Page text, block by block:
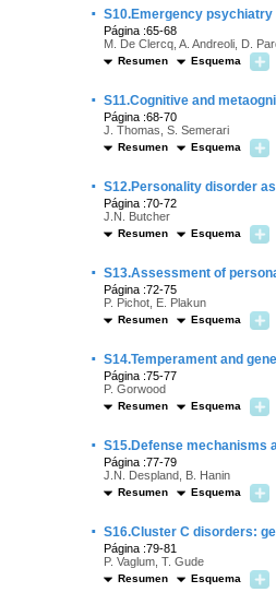
· S10.Emergency
Página :65-68
M. De Clercq, A. Andreoli, D.
Resumen Esquema
· S11.Cognitive and
Página :68-70
J. Thomas, S. Semerari
Resumen Esquema
· S12.Personality disorder
Página :70-72
J.N. Butcher
Resumen Esquema
· S13.Assessment of
Página :72-75
P. Pichot, E. Plakun
Resumen Esquema
· S14.Temperament and
Página :75-77
P. Gorwood
Resumen Esquema
· S15.Defense mechanisms
Página :77-79
J.N. Despland, B. Hanin
Resumen Esquema
· S16.Cluster C disorders:
Página :79-81
P. Vaglum, T. Gude
Resumen Esquema